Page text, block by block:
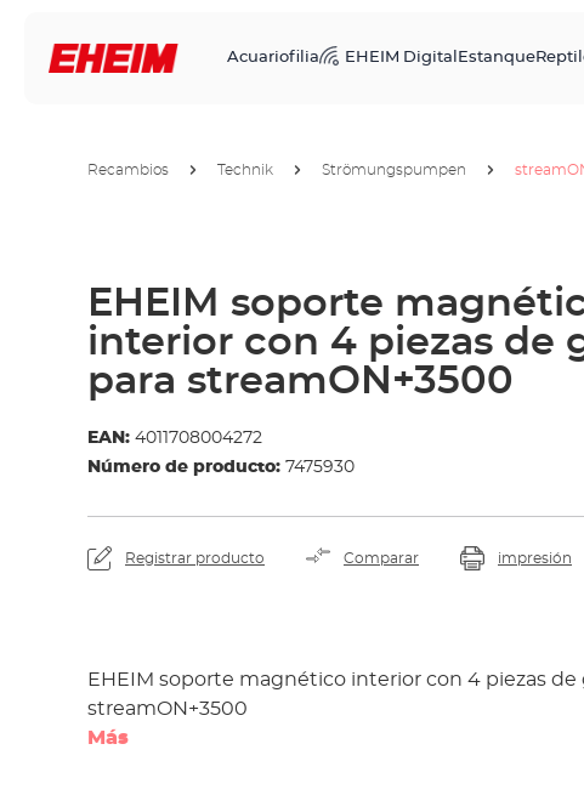
Acuariofilia EHEIM Digital Estanque
Recambios Technik Strömungspumpen
EHEIM soporte
interior con 4 piezas de
para streamON+3500
EAN: 4011708004272
Número de producto: 7475930
Registrar producto Comparar impresión
EHEIM soporte magnético interior con 4 piezas de
streamON+3500
Más